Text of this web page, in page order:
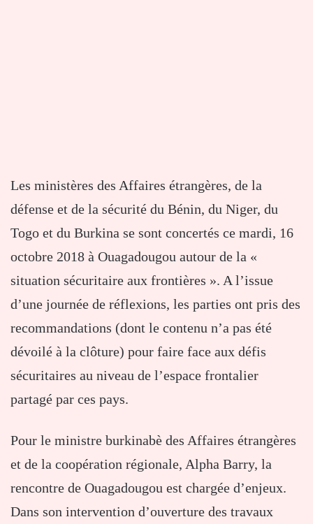
Les ministères des Affaires étrangères, de la
défense et de la sécurité du Bénin, du Niger, du
Togo et du Burkina se sont concertés ce mardi, 16
octobre 2018 à Ouagadougou autour de la «
situation sécuritaire aux frontières ». A l’issue
d’une journée de réflexions, les parties ont pris des
recommandations (dont le contenu n’a pas été
dévoilé à la clôture) pour faire face aux défis
sécuritaires au niveau de l’espace frontalier
partagé par ces pays.
Pour le ministre burkinabè des Affaires étrangères
et de la coopération régionale, Alpha Barry, la
rencontre de Ouagadougou est chargée d’enjeux.
Dans son intervention d’ouverture des travaux